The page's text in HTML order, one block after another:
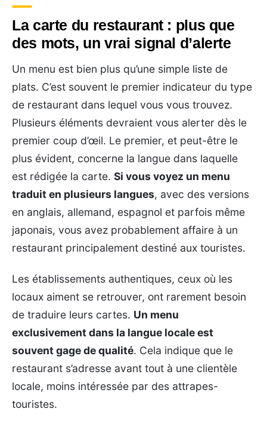
La carte du restaurant : plus que
des mots, un vrai signal d’alerte
Un menu est bien plus qu’une simple liste de
plats. C’est souvent le premier indicateur du type
de restaurant dans lequel vous vous trouvez.
Plusieurs éléments devraient vous alerter dès le
premier coup d’œil. Le premier, et peut-être le
plus évident, concerne la langue dans laquelle
est rédigée la carte. Si vous voyez un menu
traduit en plusieurs langues, avec des versions
en anglais, allemand, espagnol et parfois même
japonais, vous avez probablement affaire à un
restaurant principalement destiné aux touristes.
Les établissements authentiques, ceux où les
locaux aiment se retrouver, ont rarement besoin
de traduire leurs cartes. Un menu
exclusivement dans la langue locale est
souvent gage de qualité. Cela indique que le
restaurant s’adresse avant tout à une clientèle
locale, moins intéressée par des attrapes-
touristes.